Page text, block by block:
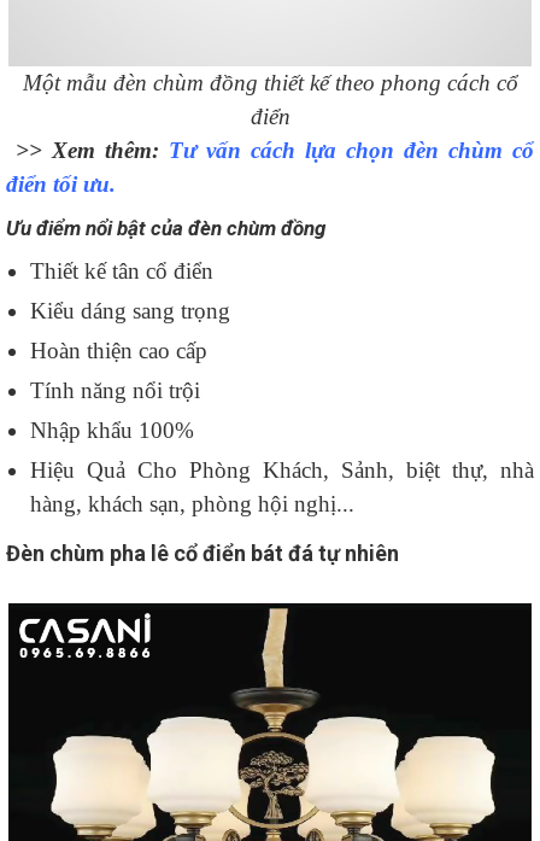
Một mẫu đèn chùm đồng thiết kế theo phong cách cổ
điển
>> Xem thêm: Tư vấn cách lựa chọn đèn chùm cổ
điển tối ưu.
Ưu điểm nổi bật của đèn chùm đồng
Thiết kế tân cổ điển
Kiểu dáng sang trọng
Hoàn thiện cao cấp
Tính năng nổi trội
Nhập khẩu 100%
Hiệu Quả Cho Phòng Khách, Sảnh, biệt thự, nhà
hàng, khách sạn, phòng hội nghị...
Đèn chùm pha lê cổ điển bát đá tự nhiên